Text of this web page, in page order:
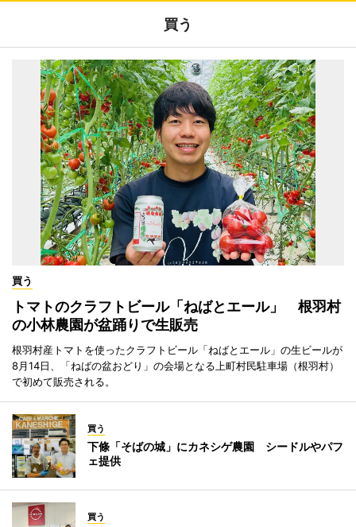
買う
買う
トマトのクラフトビール「ねばとエール」 根羽村
の小林農園が盆踊りで生販売
根羽村産トマトを使ったクラフトビール「ねばとエール」の生ビールが
8月14日、「ねばの盆おどり」の会場となる上町村民駐車場（根羽村）
で初めて販売される。
買う
下條「そばの城」にカネシゲ農園 シードルやパフ
ェ提供
買う